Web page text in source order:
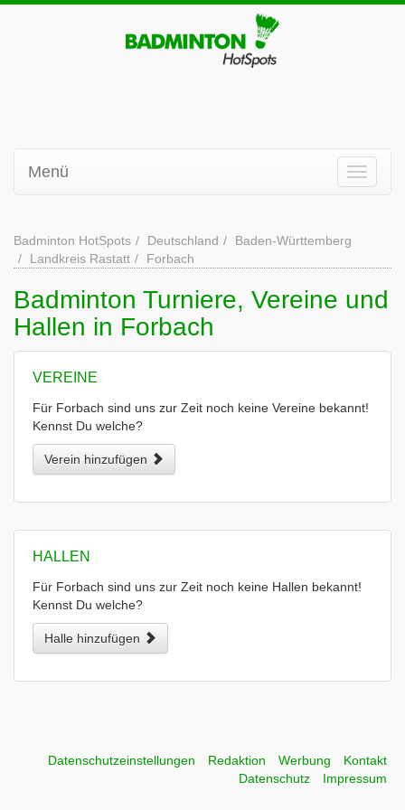
Menü
Badminton HotSpots Deutschland
Baden-Württemberg
Landkreis Rastatt
Forbach
Badminton Turniere, Vereine und
Hallen in Forbach
VEREINE
Für Forbach sind uns zur Zeit noch keine Vereine bekannt!
Kennst Du welche?
Verein hinzufügen
HALLEN
Für Forbach sind uns zur Zeit noch keine Hallen bekannt!
Kennst Du welche?
Halle hinzufügen
Datenschutzeinstellungen Redaktion Werbung
Kontakt
Datenschutz
Impressum